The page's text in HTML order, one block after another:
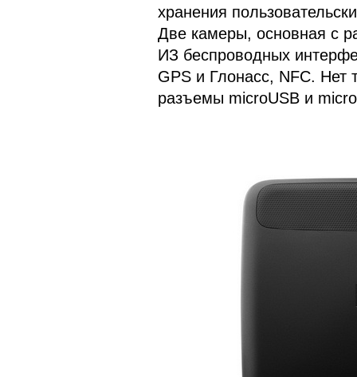
хранения
Две камеры, основная с
ИЗ беспроводных
GPS и Глонасс, NFC. Нет
разъемы microUSB и